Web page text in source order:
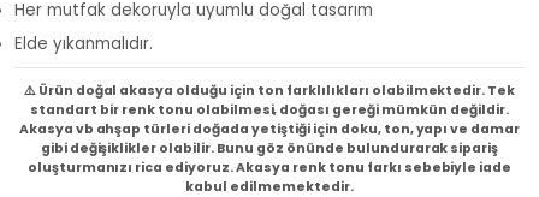
Her mutfak dekoruyla uyumlu doğal tasarım
Elde yıkanmalıdır.
⚠️ Ürün doğal akasya olduğu için ton farklılıkları olabilmektedir. Tek
standart bir renk tonu olabilmesi, doğası gereği mümkün değildir.
Akasya vb ahşap türleri doğada yetiştiği için doku, ton, yapı ve damar
gibi değişiklikler olabilir. Bunu göz önünde bulundurarak sipariş
oluşturmanızı rica ediyoruz. Akasya renk tonu farkı sebebiyle iade
kabul edilmemektedir.